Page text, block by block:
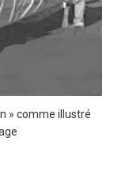
» comme illustré